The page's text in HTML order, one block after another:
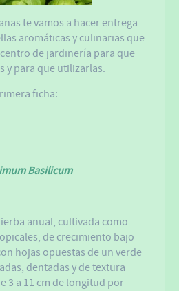
te vamos a hacer entrega
aromáticas y culinarias que
de jardinería para que
y para que utilizarlas.
ficha:
Basilicum
anual, cultivada como
de crecimiento bajo
hojas opuestas de un verde
dentadas y de textura
3 a 11 cm de longitud por